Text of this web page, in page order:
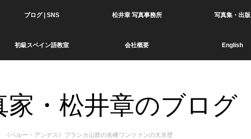
ブログ | SNS 松井章 写真事務所 写真集・出版
初級スペイン語教室 会社概要 English
家・松井章のブログ
《ペルー・アンデス》ブランカ山群の名峰ワンツァンの大氷壁